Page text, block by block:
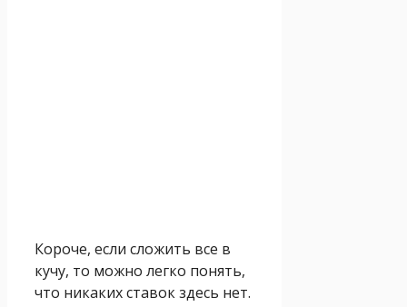
Короче, если сложить все в
кучу, то можно легко понять,
что никаких ставок здесь нет.